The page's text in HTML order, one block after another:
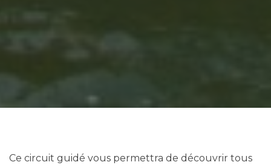
Ce circuit guidé vous permettra de découvrir tous